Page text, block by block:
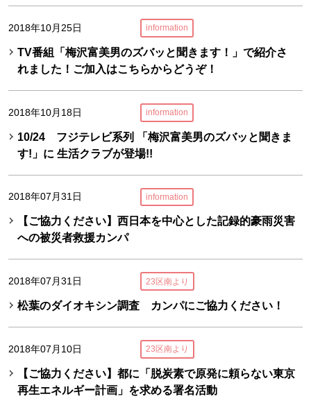
2018年10月25日 information
TV番組「梅沢富美男のズバッと聞きます！」で紹介さ
れました！ご加入はこちらからどうぞ！
2018年10月18日 information
10/24 フジテレビ系列 「梅沢富美男のズバッと聞きま
す!」に 生活クラブが登場!!
2018年07月31日 information
【ご協力ください】西日本を中心とした記録的豪雨災害
への被災者救援カンパ
2018年07月31日 23区南より
松葉のダイオキシン調査 カンパにご協力ください！
2018年07月10日 23区南より
【ご協力ください】都に「脱炭素で原発に頼らない東京
再生エネルギー計画」を求める署名活動